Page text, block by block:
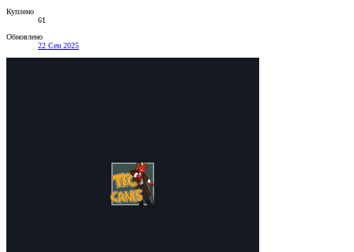
Куплено
61
Обновлено
22 Сен 2025